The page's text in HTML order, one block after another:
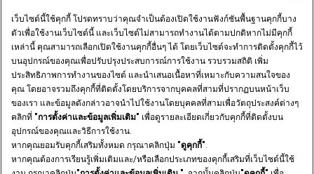
คุณเป็นตัวแทนจำหน่ายหรือไม่?
เข้าสู่ระบบตัวแทนจำหน่าย
ต้องการเป็นตัวแทนจำหน่ายหรือไม่?
ส่งคำขอของคุณ
เว็บไซต์นี้ใช้คุกกี้ โปรดทราบว่าคุณจำเป็นต้องเปิดใช้งานฟังก์ชันพื้นฐานคุกกี้บาง
ตัวเพื่อใช้งานเว็บไซต์นี้ และเว็บไซต์ไม่สามารถทำงานได้ตามปกติหากไม่มีคุกกี้
เหล่านี้ คุณสามารถเลือกเปิดใช้งานคุกกี้อื่นๆ ได้ โดยเว็บไซต์จะทำการติดตั้งคุกกี้ไว้
บนอุปกรณ์ของคุณเพื่อปรับปรุงประสบการณ์การใช้งาน รวบรวมสถิติ เพิ่ม
ประสิทธิภาพการทำงานของไซต์ และนำเสนอเนื้อหาที่เหมาะกับความสนใจของ
คุณ โดยอาจรวมถึงคุกกี้ที่ติดตั้งโดยบริการจากบุคคลที่สามที่ปรากฏบนหน้าเว็บ
ของเรา และข้อมูลดังกล่าวอาจนำไปใช้งานโดยบุคคลที่สามเพื่อวัตถุประสงค์ต่างๆ
คลิกที่ "การตั้งค่าและข้อมูลเพิ่มเติม" เพื่อดูรายละเอียดเกี่ยวกับคุกกี้ที่ติดตั้งบน
อุปกรณ์ของคุณและวิธีการใช้งาน.
หากคุณยอมรับคุกกี้เสริมทั้งหมด กรุณาคลิกปุ่ม "ดูคุกกี้".
หากคุณต้องการเรียนรู้เพิ่มเติมและ/หรือเลือกประเภทของคุกกี้เสริมที่เว็บไซต์นี้ใช้